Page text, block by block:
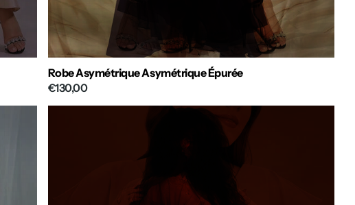
Robe Asymétrique Asymétrique Épurée
€130,00